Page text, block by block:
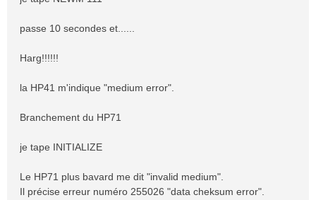
passe 10 secondes et......
Harg!!!!!!
la HP41 m'indique "medium error".
Branchement du HP71
je tape INITIALIZE
Le HP71 plus bavard me dit "invalid medium".
Il précise erreur numéro 255026 "data cheksum error".